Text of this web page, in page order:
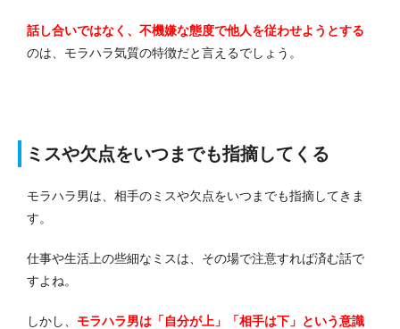
話し合いではなく、不機嫌な態度で他人を従わせようとする
のは、モラハラ気質の特徴だと言えるでしょう。
ミスや欠点をいつまでも指摘してくる
モラハラ男は、相手のミスや欠点をいつまでも指摘してきま
す。
仕事や生活上の些細なミスは、その場で注意すれば済む話で
すよね。
しかし、 モラハラ男は「自分が上」「相手は下」という意識